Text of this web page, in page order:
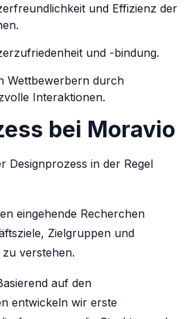
und Effizienz der
und -bindung.
Wettbewerbern durch
Interaktionen.
bei Moravio
Designprozess in der Regel
eingehende Recherchen
Zielgruppen und
verstehen.
auf den
entwickeln wir erste